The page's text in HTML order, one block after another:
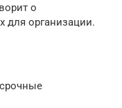
о
для организации.